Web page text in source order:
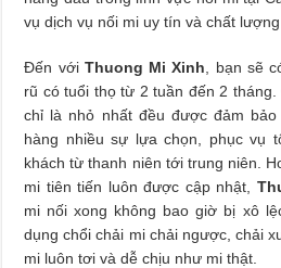
vụ dịch vụ nối mi uy tín và chất lượng
Đến với Thuong Mi Xinh , bạn sẽ
rũ có tuổi thọ từ 2 tuần đến 2
chỉ là nhỏ nhất đều được đảm
hàng nhiều sự lựa chọn, phục vụ
khách từ thanh niên tới trung niên.
mi tiên tiến luôn được cập nhật,
mi nối xong không bao giờ bị xô
dụng chổi chải mi chải ngược, chải
mi luôn tơi và dễ chịu như mi thật.